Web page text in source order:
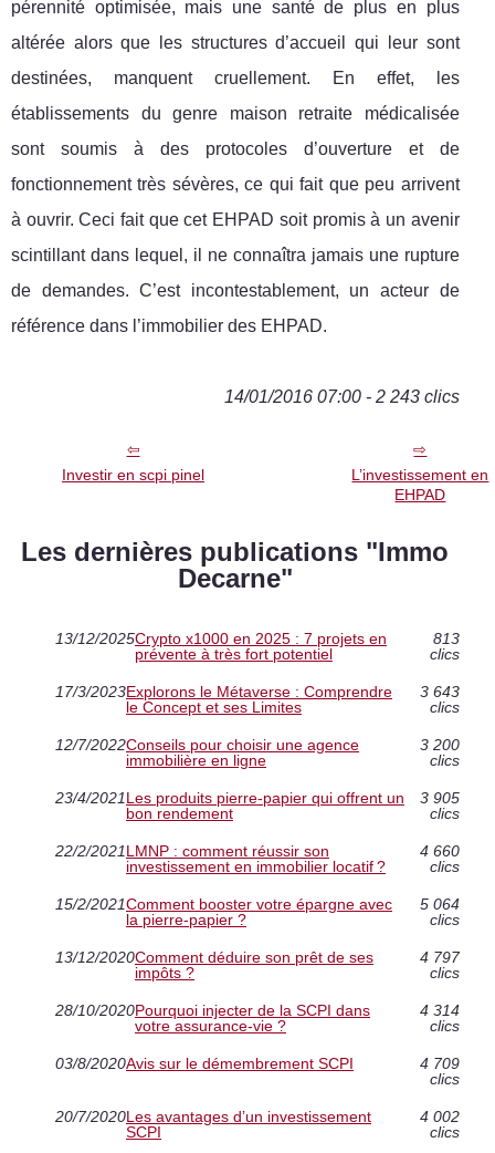
pérennité optimisée, mais une santé de plus en plus
altérée alors que les structures d’accueil qui leur sont
destinées, manquent cruellement. En effet, les
établissements du genre maison retraite médicalisée
sont soumis à des protocoles d’ouverture et de
fonctionnement très sévères, ce qui fait que peu arrivent
à ouvrir. Ceci fait que cet EHPAD soit promis à un avenir
scintillant dans lequel, il ne connaîtra jamais une rupture
de demandes. C’est incontestablement, un acteur de
référence dans l’immobilier des EHPAD.
14/01/2016 07:00 - 2 243 clics
Investir en scpi pinel
L’investissement en
EHPAD
Les dernières publications "Immo
Decarne"
13/12/2025Crypto x1000 en 2025 : 7 projets en
prévente à très fort potentiel
813
clics
17/3/2023Explorons le Métaverse : Comprendre
le Concept et ses Limites
3 643
clics
12/7/2022Conseils pour choisir une agence
immobilière en ligne
3 200
clics
23/4/2021Les produits pierre-papier qui offrent un
bon rendement
3 905
clics
22/2/2021LMNP : comment réussir son
investissement en immobilier locatif ?
4 660
clics
15/2/2021Comment booster votre épargne avec
la pierre-papier ?
5 064
clics
13/12/2020Comment déduire son prêt de ses
impôts ?
4 797
clics
28/10/2020Pourquoi injecter de la SCPI dans
votre assurance-vie ?
4 314
clics
03/8/2020Avis sur le démembrement SCPI
4 709
clics
20/7/2020Les avantages d’un investissement
SCPI
4 002
clics